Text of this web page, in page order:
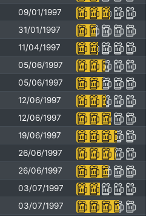
09/01/1997
31/01/1997
11/04/1997
05/06/1997
05/06/1997
12/06/1997
12/06/1997
19/06/1997
26/06/1997
26/06/1997
03/07/1997
03/07/1997